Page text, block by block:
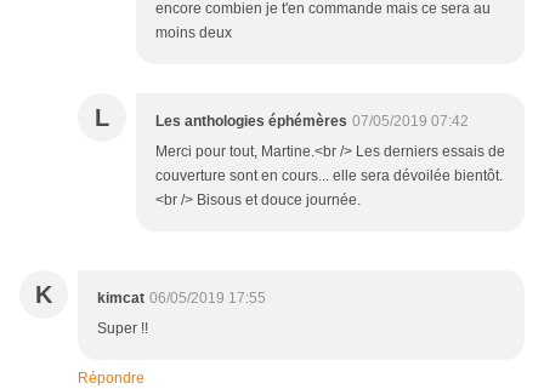
encore combien je t'en commande mais ce sera au
moins deux
L Les anthologies éphémères 07/05/2019 07:42
Merci pour tout, Martine.<br /> Les derniers essais de
couverture sont en cours... elle sera dévoilée bientôt.
<br /> Bisous et douce journée.
K kimcat 06/05/2019 17:55
Super !!
Répondre